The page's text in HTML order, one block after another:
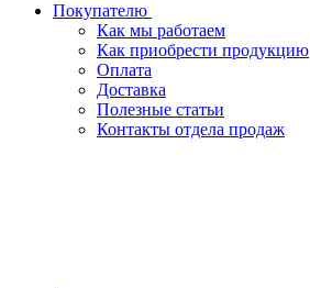
Покупателю
Как мы работаем
Как приобрести продукцию
Оплата
Доставка
Полезные статьи
Контакты отдела продаж